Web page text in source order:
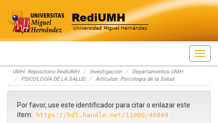
Skip
navigation
UMH: Repositorio RediUMH Investigación
Departamentos UMH
PSICOLOGÍA DE LA SALUD
Artículos- Psicología de la Salud
Por favor, use este identificador para citar o enlazar este
ítem:
https://hdl.handle.net/11000/40049